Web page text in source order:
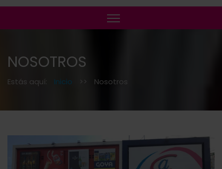
NOSOTROS
Estás aquí: Inicio >> Nosotros